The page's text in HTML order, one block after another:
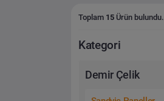
Toplam 15 Ürün bulundu.
Kategori
Demir Çelik